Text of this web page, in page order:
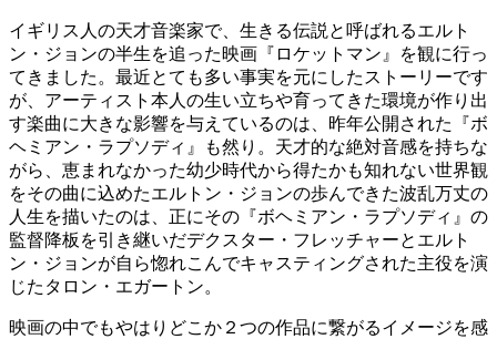
イギリス人の天才音楽家で、生きる伝説と呼ばれるエルト
ン・ジョンの半生を追った映画『ロケットマン』を観に行っ
てきました。最近とても多い事実を元にしたストーリーです
が、アーティスト本人の生い立ちや育ってきた環境が作り出
す楽曲に大きな影響を与えているのは、昨年公開された『ボ
ヘミアン・ラプソディ』も然り。天才的な絶対音感を持ちな
がら、恵まれなかった幼少時代から得たかも知れない世界観
をその曲に込めたエルトン・ジョンの歩んできた波乱万丈の
人生を描いたのは、正にその『ボヘミアン・ラプソディ』の
監督降板を引き継いだデクスター・フレッチャーとエルト
ン・ジョンが自ら惚れこんでキャスティングされた主役を演
じたタロン・エガートン。
映画の中でもやはりどこか２つの作品に繋がるイメージを感